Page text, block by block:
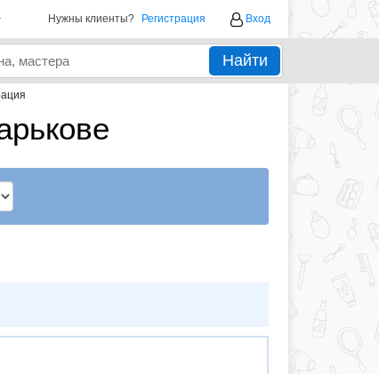
Нужны клиенты? Регистрация Вход
Найти